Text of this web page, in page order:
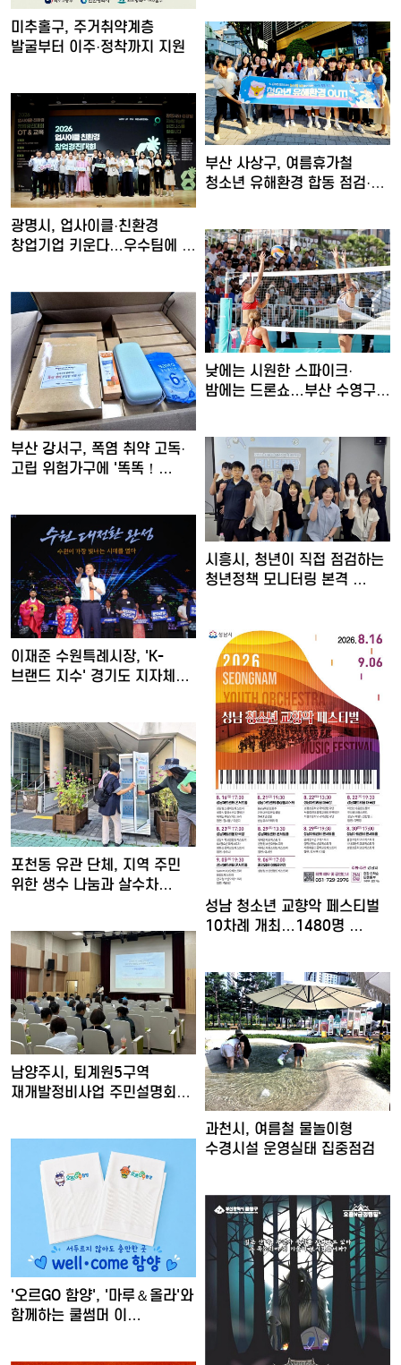
미추홀구, 주거취약계층
발굴부터 이주·정착까지 지원
부산 사상구, 여름휴가철
청소년 유해환경 합동 점검·
광명시, 업사이클·친환경
창업기업 키운다…우수팀에 총
낮에는 시원한 스파이크·
밤에는 드론쇼…부산 수영구,
부산 강서구, 폭염 취약 고독·
고립 위험가구에 '똑똑！…
시흥시, 청년이 직접 점검하는
청년정책 모니터링 본격 …
이재준 수원특례시장, 'K-
브랜드 지수' 경기도 지자체…
성남 청소년 교향악 페스티벌
10차례 개최…1480명 …
포천동 유관 단체, 지역 주민
위한 생수 나눔과 살수차…
남양주시, 퇴계원5구역
재개발정비사업 주민설명회
과천시, 여름철 물놀이형
수경시설 운영실태 집중점검
'오르GO 함양', '마루＆올라'와
함께하는 쿨썸머 이…